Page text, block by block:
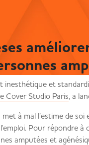
et
Cover Studio Paris, a
à mal l’estime de
Pour répondre
amputées et